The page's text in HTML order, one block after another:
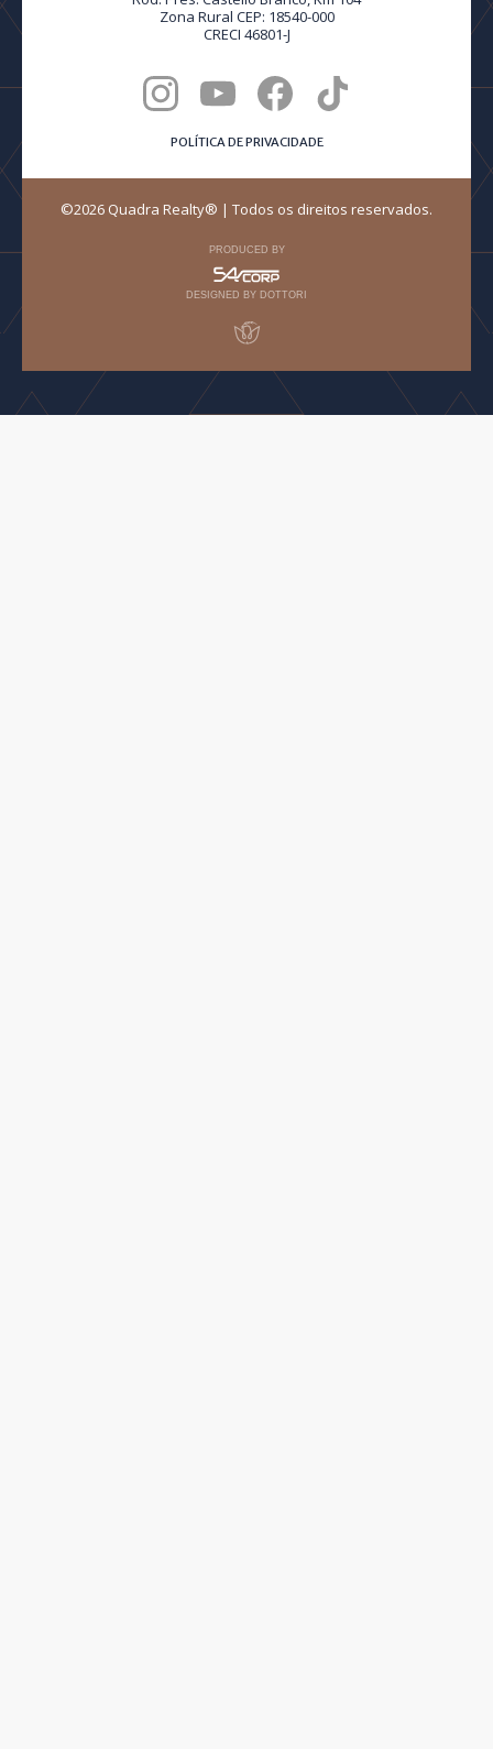
Zona Rural CEP: 18540-000
CRECI 46801-J
POLÍTICA DE PRIVACIDADE
©2026 Quadra Realty® | Todos os direitos reservados.
PRODUCED BY
DESIGNED BY DOTTORI